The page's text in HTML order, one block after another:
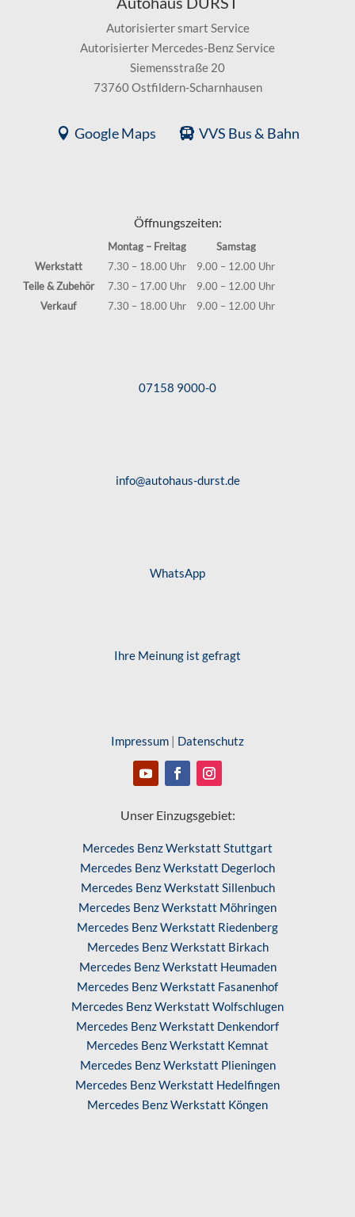
Autorisierter smart Service
Autorisierter Mercedes-Benz Service
Siemensstraße 20
73760 Ostfildern-Scharnhausen
Google Maps VVS Bus & Bahn
Öffnungszeiten:
Montag – Freitag
Samstag
Werkstatt
7.30 – 18.00 Uhr
9.00 – 12.00 Uhr
Teile & Zubehör
7.30 – 17.00 Uhr
9.00 – 12.00 Uhr
Verkauf
7.30 – 18.00 Uhr 9.00 – 12.00 Uhr
07158 9000-0
info@autohaus-durst.de
WhatsApp
Ihre Meinung ist gefragt
Impressum | Datenschutz
Unser Einzugsgebiet:
Mercedes Benz Werkstatt Stuttgart
Mercedes Benz Werkstatt Degerloch
Mercedes Benz Werkstatt Sillenbuch
Mercedes Benz Werkstatt Möhringen
Mercedes Benz Werkstatt Riedenberg
Mercedes Benz Werkstatt Birkach
Mercedes Benz Werkstatt Heumaden
Mercedes Benz Werkstatt Fasanenhof
Mercedes Benz Werkstatt Wolfschlugen
Mercedes Benz Werkstatt Denkendorf
Mercedes Benz Werkstatt Kemnat
Mercedes Benz Werkstatt Plieningen
Mercedes Benz Werkstatt Hedelfingen
Mercedes Benz Werkstatt Köngen